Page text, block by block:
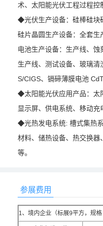
术、太阳能光伏工程过程控
◆光伏生产设备：硅棒硅块
硅片晶圆生产设备：全套
电池生产设备：生产线、
生产线、测试设备、玻璃
S/CIGS、镉碲薄膜电池
◆太阳能光伏应用产品：太
显示屏、供电系统、移动
◆光热发电系统: 槽式集热
材料、储热设备、热交换
等。
参展费用
1、境内企业（标展9平方，规